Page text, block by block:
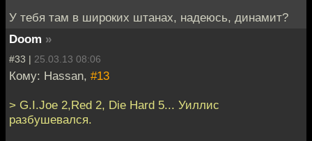
У тебя там в широких штанах, надеюсь, динамит?
Doom »
#33 | 25.03.13 08:06
Кому: Hassan, #13
> G.I.Joe 2,Red 2, Die Hard 5... Уиллис
разбушевался.